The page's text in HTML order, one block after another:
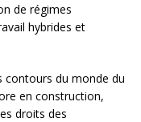
de régimes
hybrides et
contours du monde du
en construction,
droits des